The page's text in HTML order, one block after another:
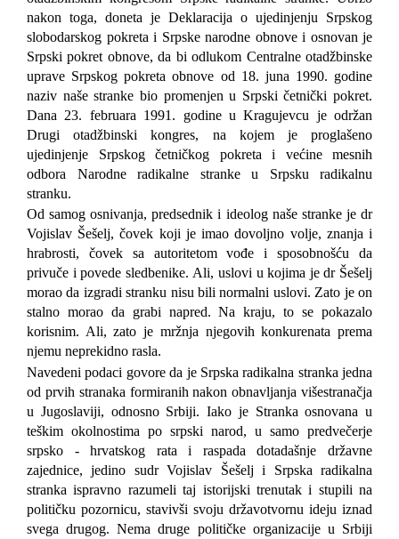
nakon toga, doneta je Deklaracija o ujedinjenju Srpskog
slobodarskog pokreta i Srpske narodne obnove i osnovan je
Srpski pokret obnove, da bi odlukom Centralne otadžbinske
uprave Srpskog pokreta obnove od 18. juna 1990. godine
naziv naše stranke bio promenjen u Srpski četnički pokret.
Dana 23. februara 1991. godine u Kragujevcu je održan
Drugi otadžbinski kongres, na kojem je proglašeno
ujedinjenje Srpskog četničkog pokreta i većine mesnih
odbora Narodne radikalne stranke u Srpsku radikalnu
stranku.
Od samog osnivanja, predsednik i ideolog naše stranke je dr
Vojislav Šešelj, čovek koji je imao dovoljno volje, znanja i
hrabrosti, čovek sa autoritetom vođe i sposobnošću da
privuče i povede sledbenike. Ali, uslovi u kojima je dr Šešelj
morao da izgradi stranku nisu bili normalni uslovi. Zato je on
stalno morao da grabi napred. Na kraju, to se pokazalo
korisnim. Ali, zato je mržnja njegovih konkurenata prema
njemu neprekidno rasla.
Navedeni podaci govore da je Srpska radikalna stranka jedna
od prvih stranaka formiranih nakon obnavljanja višestranačja
u Jugoslaviji, odnosno Srbiji. Iako je Stranka osnovana u
teškim okolnostima po srpski narod, u samo predvečerje
srpsko - hrvatskog rata i raspada dotadašnje državne
zajednice, jedino sudr Vojislav Šešelj i Srpska radikalna
stranka ispravno razumeli taj istorijski trenutak i stupili na
političku pozornicu, stavivši svoju državotvornu ideju iznad
svega drugog. Nema druge političke organizacije u Srbiji